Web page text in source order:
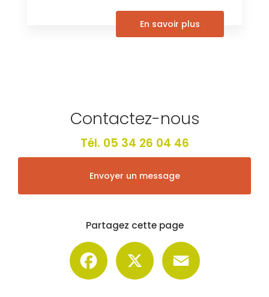
En savoir plus
Contactez-nous
Tél. 05 34 26 04 46
Envoyer un message
Partagez cette page
Facebook